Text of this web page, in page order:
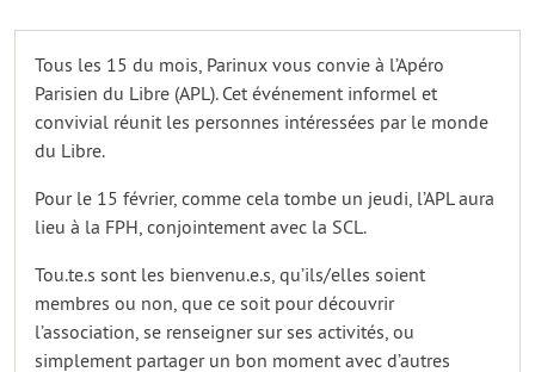
Tous les 15 du mois, Parinux vous convie à l’Apéro
Parisien du Libre (APL). Cet événement informel et
convivial réunit les personnes intéressées par le monde
du Libre.
Pour le 15 février, comme cela tombe un jeudi, l’APL aura
lieu à la FPH, conjointement avec la SCL.
Tou.te.s sont les bienvenu.e.s, qu’ils/elles soient
membres ou non, que ce soit pour découvrir
l’association, se renseigner sur ses activités, ou
simplement partager un bon moment avec d’autres